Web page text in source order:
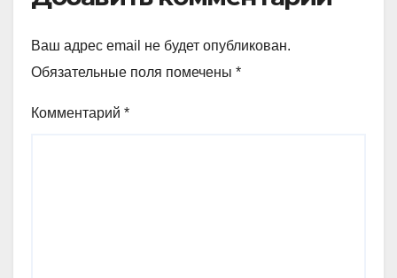
Ваш адрес email не будет опубликован.
Обязательные поля помечены *
Комментарий *